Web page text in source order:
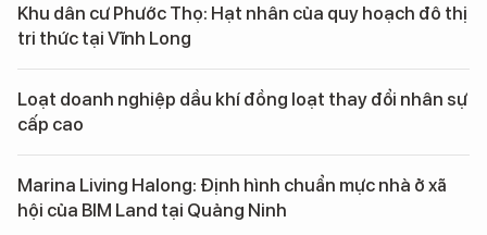
Khu dân cư Phước Thọ: Hạt nhân của quy hoạch đô thị
tri thức tại Vĩnh Long
Loạt doanh nghiệp dầu khí đồng loạt thay đổi nhân sự
cấp cao
Marina Living Halong: Định hình chuẩn mực nhà ở xã
hội của BIM Land tại Quảng Ninh